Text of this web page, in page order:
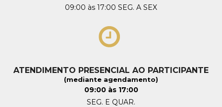
09:00 às 17:00 SEG. A SEX
ATENDIMENTO PRESENCIAL AO PARTICIPANTE
(mediante agendamento)
09:00 às 17:00
SEG. E QUAR.